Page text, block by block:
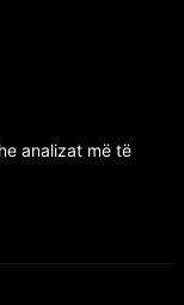
analizat më të